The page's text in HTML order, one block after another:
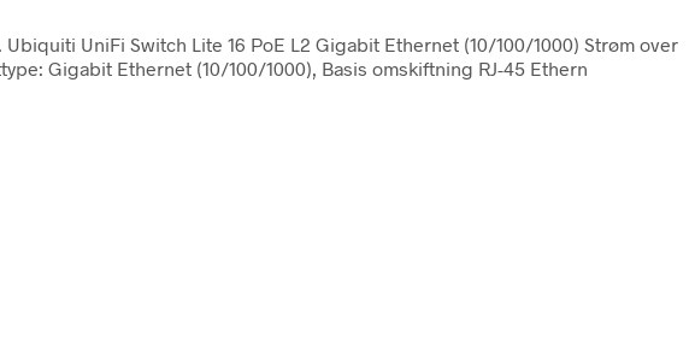
. Ubiquiti UniFi Switch Lite 16 PoE L2 Gigabit Ethernet (10/100/1000) Strøm over
Gigabit Ethernet (10/100/1000), Basis omskiftning RJ-45 Ethern